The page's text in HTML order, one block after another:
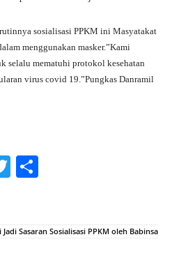
sosialisasi PPKM ini Masyatakat
menggunakan masker.”Kami
selalu mematuhi protokol kesehatan
virus covid 19.”Pungkas Danramil
T
rSasaran Sosialisasi PPKM oleh Babinsa